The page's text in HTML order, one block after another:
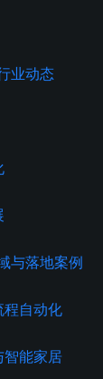
业动态
与落地案例
程自动化
能家居